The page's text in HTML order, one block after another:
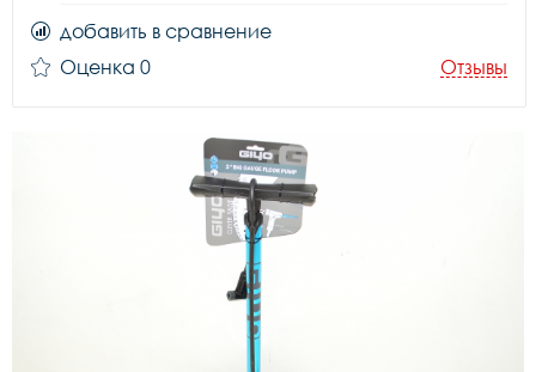
добавить в сравнение
Оценка 0
Отзывы